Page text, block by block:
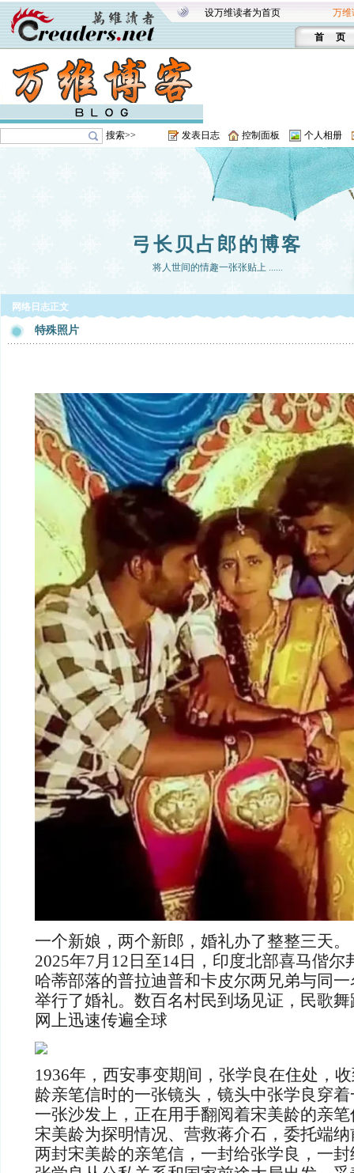
设万维读者为首页 万维
首 页
搜索>> 发表日志 控制面板 个人相册
弓长贝占郎的博客
将人世间的情趣一张张贴上 ......
网络日志正文
特殊照片
一个新娘，两个新郎，婚礼办了整整三天。
2025年7月12日至14日，印度北部喜马偕尔
哈蒂部落的普拉迪普和卡皮尔两兄弟与同一
举行了婚礼。数百名村民到场见证，民歌
网上迅速传遍全球
1936年，西安事变期间，张学良在住处，
龄亲笔信时的一张镜头，镜头中张学良穿
一张沙发上，正在用手翻阅着宋美龄的亲笔
宋美龄为探明情况、营救蒋介石，委托端
两封宋美龄的亲笔信，一封给张学良，一